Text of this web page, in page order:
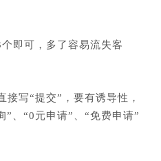
即可，多了容易流失客
接写“提交”，要有诱导性，
”、“0元申请”、“免费申请”